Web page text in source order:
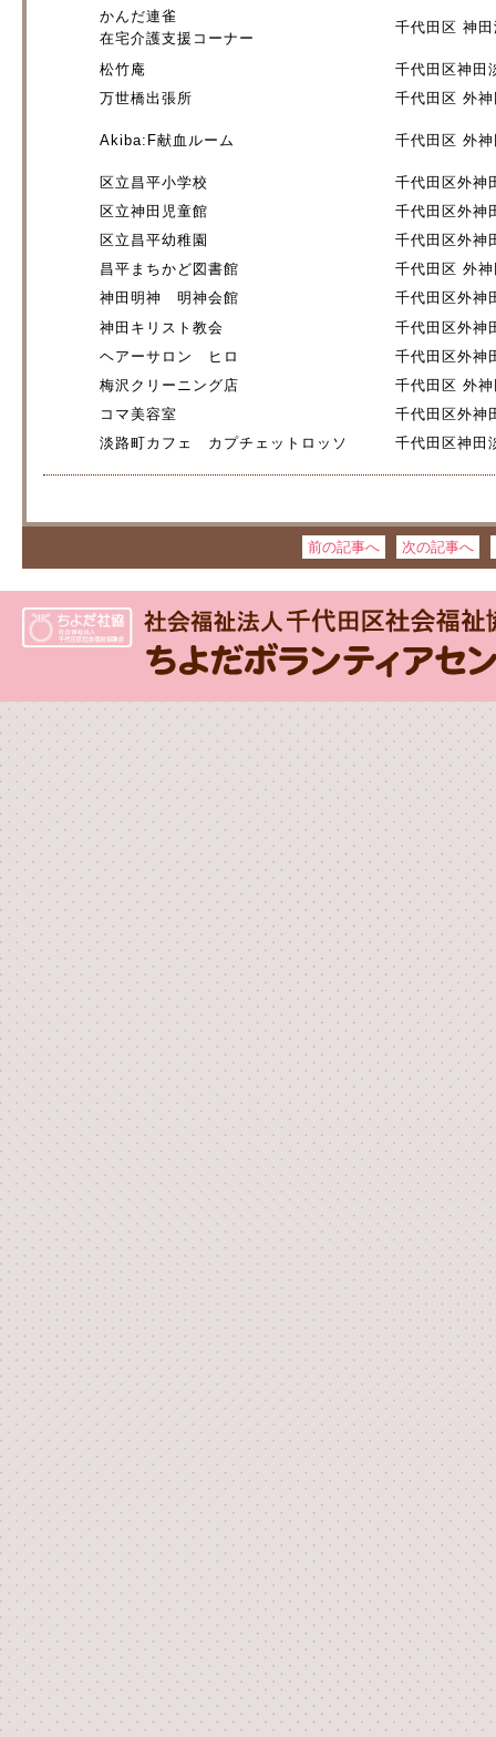
かんだ連雀
在宅介護支援コーナー
千代田区 神田
松竹庵
千代田区神田
万世橋出張所
千代田区 外神
Akiba:F献血ルーム 千代田区 外
区立昌平小学校
千代田区外神
区立神田児童館
千代田区外神
区立昌平幼稚園
千代田区外神
昌平まちかど図書館
千代田区 外神
神田明神 明神会館
千代田区外神
神田キリスト教会
千代田区外神
ヘアーサロン ヒロ
千代田区外神
梅沢クリーニング店
千代田区 外神
コマ美容室
千代田区外神
淡路町カフェ カプチェットロッソ
千代田区神田
前の記事へ 次の記事へ